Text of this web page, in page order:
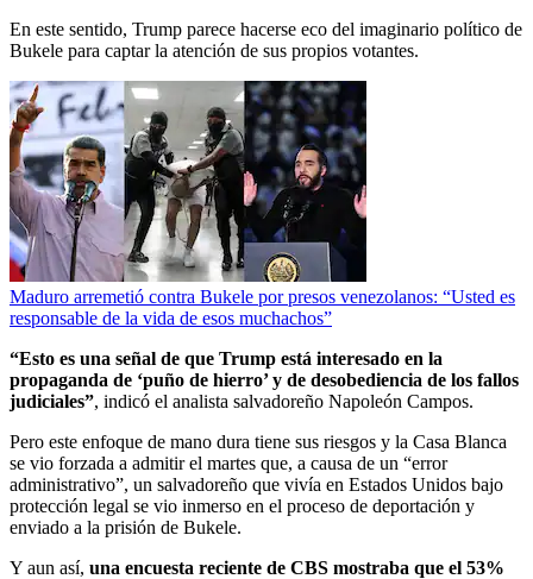
En este sentido, Trump parece hacerse eco del imaginario político de
Bukele para captar la atención de sus propios votantes.
Maduro arremetió contra Bukele por presos venezolanos: “Usted es
responsable de la vida de esos muchachos”
“Esto es una señal de que Trump está interesado en la
propaganda de ‘puño de hierro’ y de desobediencia de los fallos
judiciales”, indicó el analista salvadoreño Napoleón Campos.
Pero este enfoque de mano dura tiene sus riesgos y la Casa Blanca
se vio forzada a admitir el martes que, a causa de un “error
administrativo”, un salvadoreño que vivía en Estados Unidos bajo
protección legal se vio inmerso en el proceso de deportación y
enviado a la prisión de Bukele.
Y aun así, una encuesta reciente de CBS mostraba que el 53%